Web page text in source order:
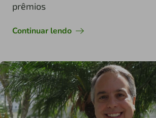
prêmios
Continuar lendo